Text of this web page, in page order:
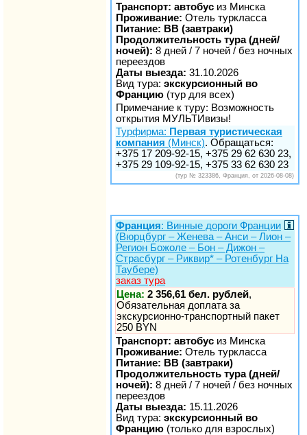
Транспорт: автобус из Минска
Проживание: Отель туркласса
Питание: BB (завтраки)
Продолжительность тура (дней/
ночей): 8 дней / 7 ночей / без ночных
переездов
Даты выезда: 31.10.2026
Вид тура: экскурсионный во
Францию (тур для всех)
Примечание к туру: Возможность
открытия МУЛЬТИвизы!
Турфирма: Первая туристическая
компания (Минск). Обращаться:
+375 17 209-92-15, +375 29 62 630 23,
+375 29 109-92-15, +375 33 62 630 23
(тур № 323386, Франция, от 2026-08-08)
Франция: Винные дороги Франции
(Вюрцбург – Женева – Анси – Лион –
Регион Божоле – Бон – Дижон –
Страсбург – Риквир* – Ротенбург На
Таубере)
заказ тура
Цена: 2 356,61 бел. рублей,
Обязательная доплата за
экскурсионно-транспортный пакет
250 BYN
Транспорт: автобус из Минска
Проживание: Отель туркласса
Питание: BB (завтраки)
Продолжительность тура (дней/
ночей): 8 дней / 7 ночей / без ночных
переездов
Даты выезда: 15.11.2026
Вид тура: экскурсионный во
Францию (только для взрослых)